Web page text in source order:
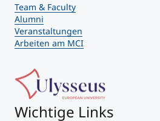
Team & Faculty
Alumni
Veranstaltungen
Arbeiten am MCI
Wichtige Links